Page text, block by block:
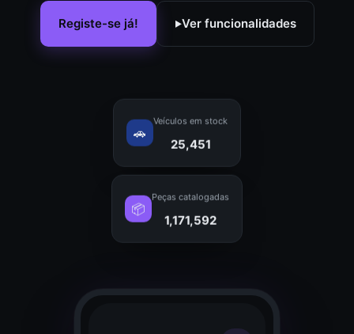
Registe-se já! ▶Ver funcionalidades
🚗
Veículos em stock
25,451
📦
Peças catalogadas
1,171,592